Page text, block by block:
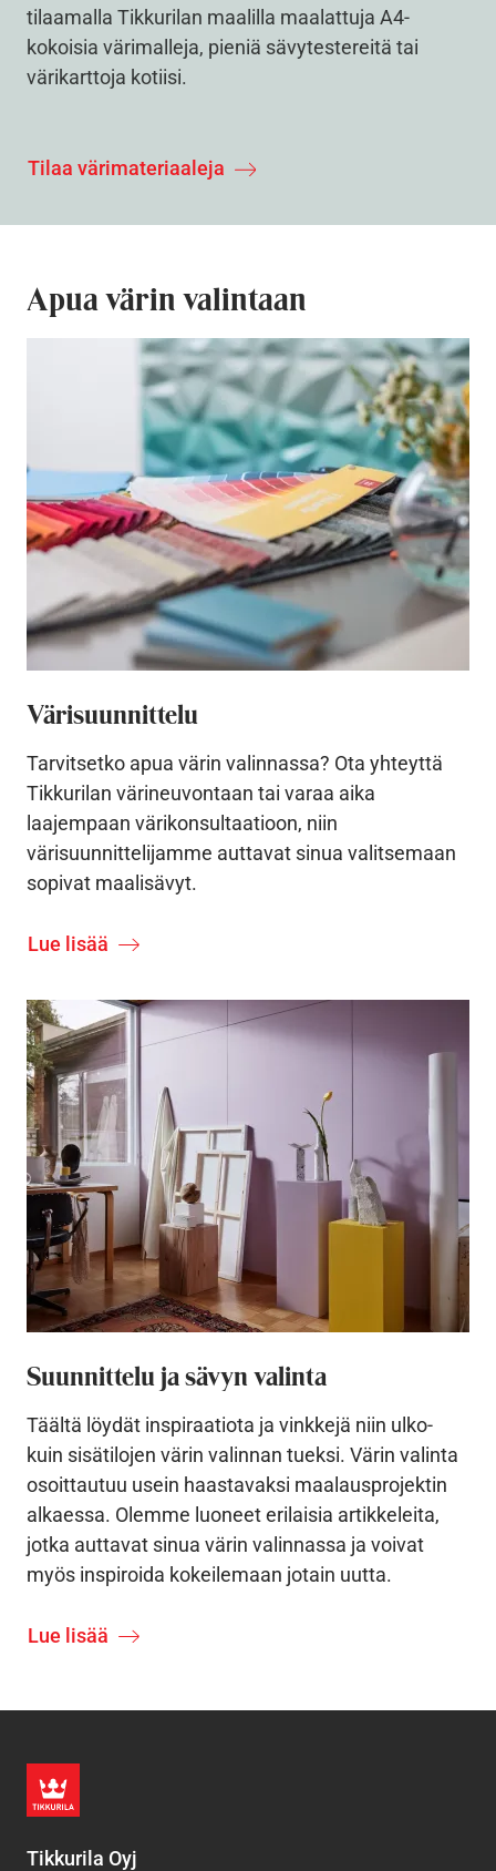
tilaamalla Tikkurilan maalilla maalattuja A4-
kokoisia värimalleja, pieniä sävytestereitä tai
värikarttoja kotiisi.
Tilaa värimateriaaleja
Apua värin valintaan
Värisuunnittelu
Tarvitsetko apua värin valinnassa? Ota yhteyttä
Tikkurilan värineuvontaan tai varaa aika
laajempaan värikonsultaatioon, niin
värisuunnittelijamme auttavat sinua valitsemaan
sopivat maalisävyt.
Lue lisää
Suunnittelu ja sävyn valinta
Täältä löydät inspiraatiota ja vinkkejä niin ulko-
kuin sisätilojen värin valinnan tueksi. Värin valinta
osoittautuu usein haastavaksi maalausprojektin
alkaessa. Olemme luoneet erilaisia artikkeleita,
jotka auttavat sinua värin valinnassa ja voivat
myös inspiroida kokeilemaan jotain uutta.
Lue lisää
Tikkurila Oyj